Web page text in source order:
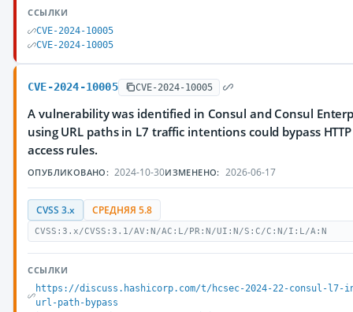
ССЫЛКИ
CVE-2024-10005
CVE-2024-10005
CVE-2024-10005 CVE-2024-10005
A vulnerability was identified in Consul and Consul
using URL paths in L7 traffic intentions could bypass
access rules.
ОПУБЛИКОВАНО: 2024-10-30ИЗМЕНЕНО: 2026-06-17
CVSS 3.x СРЕДНЯЯ 5.8
CVSS:3.x/CVSS:3.1/AV:N/AC:L/PR:N/UI:N/S:C/C:N/I:L/A:N
ССЫЛКИ
https://discuss.hashicorp.com/t/hcsec-2024-22-consul-
url-path-bypass